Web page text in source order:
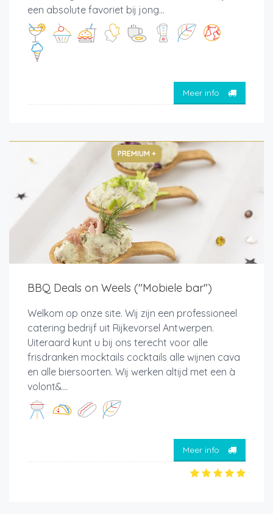
een absolute favoriet bij jong...
Meer info
PREMIUM +
BBQ Deals on Weels ("Mobiele bar")
Welkom op onze site. Wij zijn een professioneel
catering bedrijf uit Rijkevorsel Antwerpen.
Uiteraard kunt u bij ons terecht voor alle
frisdranken mocktails cocktails alle wijnen cava
en alle biersoorten. Wij werken altijd met een à
volont&...
Meer info